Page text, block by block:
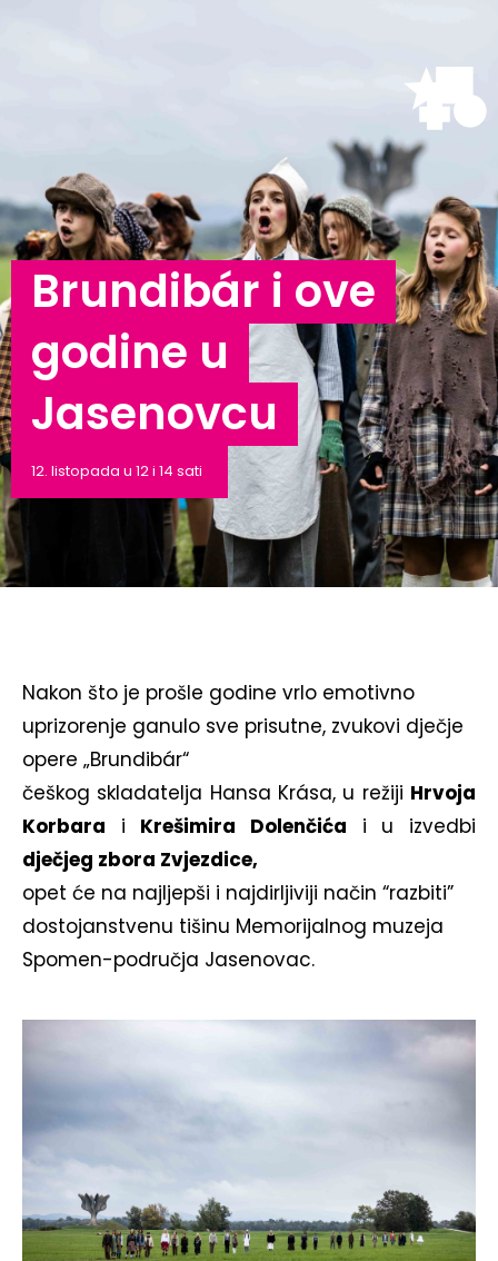
Brundibár i ove
godine u
Jasenovcu
12. listopada u 12 i 14 sati
Nakon što je prošle godine vrlo emotivno
uprizorenje ganulo sve prisutne, zvukovi dječje
opere „Brundibár“
češkog skladatelja Hansa Krása, u režiji Hrvoja
Korbara i Krešimira Dolenčića i u izvedbi
dječjeg zbora Zvjezdice,
opet će na najljepši i najdirljiviji način “razbiti”
dostojanstvenu tišinu Memorijalnog muzeja
Spomen-područja Jasenovac.